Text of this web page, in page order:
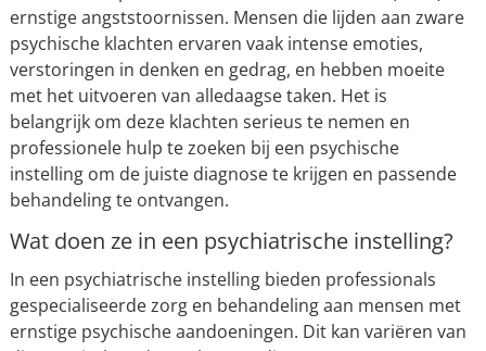
ernstige angststoornissen. Mensen die lijden aan zware
psychische klachten ervaren vaak intense emoties,
verstoringen in denken en gedrag, en hebben moeite
met het uitvoeren van alledaagse taken. Het is
belangrijk om deze klachten serieus te nemen en
professionele hulp te zoeken bij een psychische
instelling om de juiste diagnose te krijgen en passende
behandeling te ontvangen.
Wat doen ze in een psychiatrische instelling?
In een psychiatrische instelling bieden professionals
gespecialiseerde zorg en behandeling aan mensen met
ernstige psychische aandoeningen. Dit kan variëren van